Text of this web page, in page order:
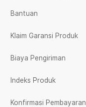
Bantuan
Klaim Garansi Produk
Biaya Pengiriman
Indeks Produk
Konfirmasi Pembayaran